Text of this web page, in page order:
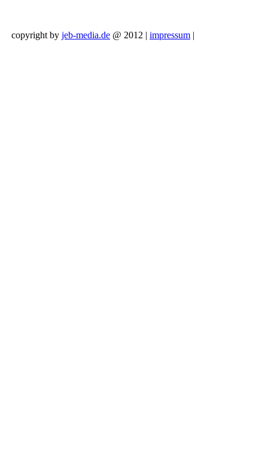
copyright by jeb-media.de @ 2012 | impressum |